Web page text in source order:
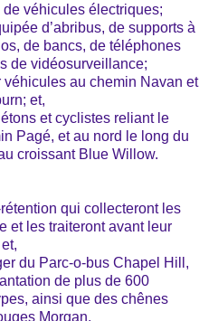
véhicules électriques;
d’abribus, de supports à
de bancs, de téléphones
de vidéosurveillance;
au chemin Navan et
et,
et cyclistes reliant le
Pagé, et au nord le long du
croissant Blue Willow.
qui collecteront les
et les traiteront avant leur
du Parc-o-bus Chapel Hill,
de plus de 600
ainsi que des chênes
Morgan.